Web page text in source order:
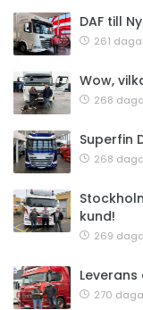
DAF till
261
Wow,
268
Superfin
268
kund!
269
Leverans
270